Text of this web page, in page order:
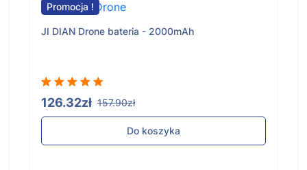
Promocja !
JI DIAN Drone bateria - 2000mAh
126.32zł 157.90zł
Do koszyka